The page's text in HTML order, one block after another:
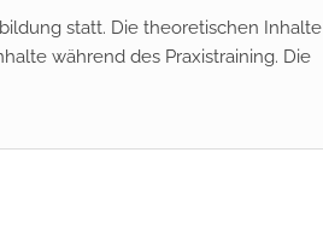
statt. Die theoretischen Inhalte
während des Praxistraining. Die